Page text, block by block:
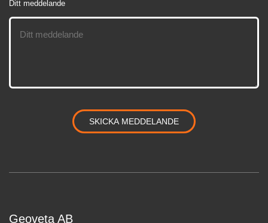
Ditt meddelande
Geoveta AB